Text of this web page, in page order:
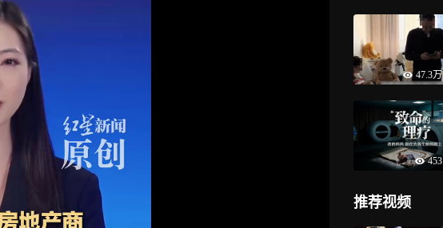
47.3万
453
推荐视频